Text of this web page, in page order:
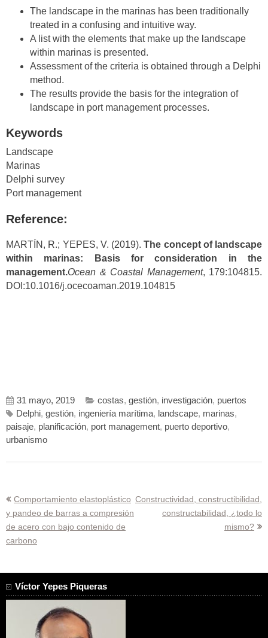
The landscape in the marinas has been traditionally
treated in a confusing and intuitive way.
A list with the elements that make up the landscape
within marinas is presented.
Assessment of the criteria is obtained through a Delphi
method.
The results provide the basis for the integration of
landscape in port management processes.
Keywords
Landscape
Marinas
Delphi survey
Port management
Reference:
MARTÍN, R.; YEPES, V. (2019).The concept of landscape
within marinas: Basis for consideration in the
management.Ocean & Coastal Management, 179:104815.
DOI:10.1016/j.ocecoaman.2019.104815
31 mayo, 2019 costas, gestión, investigación, puertos
Delphi, gestión, ingeniería marítima, landscape, marinas,
paisaje, planificación, port management, puerto deportivo,
urbanismo
Navegación
de
entradas
Comportamiento elastoplástico
y pandeo de barras a compresión
de acero con bajo contenido de
carbono
Constructividad, constructibilidad,
constructabilidad, ¿todo lo
mismo?
Víctor Yepes Piqueras